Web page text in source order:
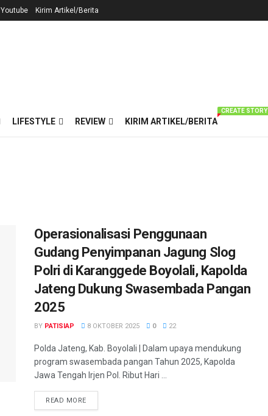
Youtube Kirim Artikel/Berita
LIFESTYLE REVIEW KIRIM ARTIKEL/BERITA
CREATE STORY
Operasionalisasi Penggunaan
Gudang Penyimpanan Jagung Slog
Polri di Karanggede Boyolali, Kapolda
Jateng Dukung Swasembada Pangan
2025
BY PATISIAP 8 OKTOBER 2025 0 22
Polda Jateng, Kab. Boyolali | Dalam upaya mendukung
program swasembada pangan Tahun 2025, Kapolda
Jawa Tengah Irjen Pol. Ribut Hari ...
READ MOREDETAILS